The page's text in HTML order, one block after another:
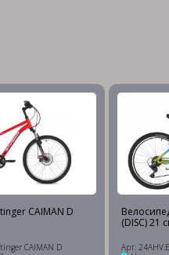
CAIMAN D
CAIMAN D
(DISC) 21
Арт: